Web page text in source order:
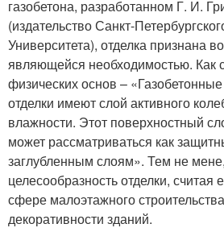
газобетона, разработанном Г. И.
(издательство Санкт-
Университета), отделка признана
являющейся необходимостью. Как
физических основ –
отделки имеют слой активного
влажности. Этот поверхностный
может рассматриваться как
заглубленным слоям». Тем не
целесообразность отделки, считая
сфере малоэтажного
декоративности зданий.